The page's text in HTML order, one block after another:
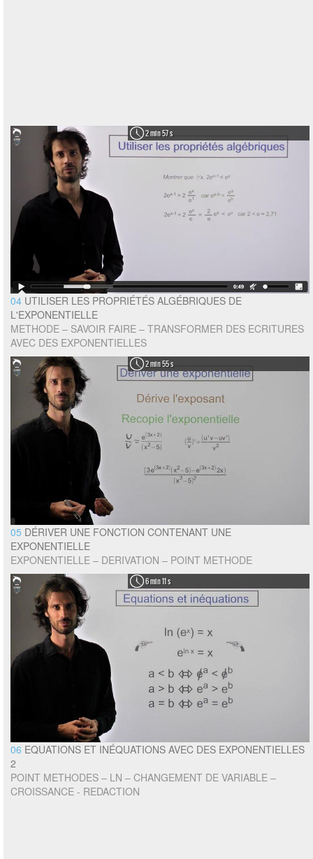
2 min 57 s
04 UTILISER LES PROPRIÉTÉS ALGÉBRIQUES DE
L'EXPONENTIELLE
METHODE – SAVOIR FAIRE – TRANSFORMER DES ECRITURES
AVEC DES EXPONENTIELLES
2 min 55 s
05 DÉRIVER UNE FONCTION CONTENANT UNE
EXPONENTIELLE
EXPONENTIELLE – DERIVATION – POINT METHODE
6 min 11 s
06 EQUATIONS ET INÉQUATIONS AVEC DES EXPONENTIELLES
2
POINT METHODES – LN – CHANGEMENT DE VARIABLE –
CROISSANCE - REDACTION